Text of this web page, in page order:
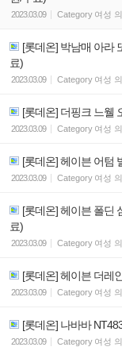
2023.03.09 Category 여성
[롯데온] 박남매 아라
료)
2023.03.09 Category 여성
[롯데온] 더핑크 느웰
2023.03.09 Category 여성
[롯데온] 헤이븐 어텀
2023.03.09 Category 여성
[롯데온] 헤이븐 폴딘
료)
2023.03.09 Category 여성
[롯데온] 헤이븐 더레
2023.03.09 Category 여성
[롯데온] 나바바
2023.03.09 Category 여성